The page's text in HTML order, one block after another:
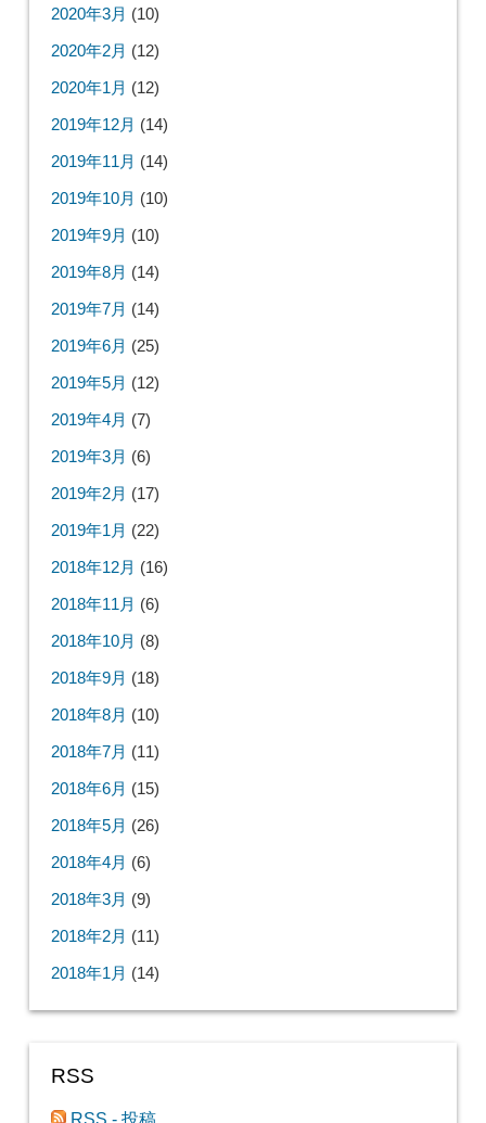
2020年3月 (10)
2020年2月 (12)
2020年1月 (12)
2019年12月 (14)
2019年11月 (14)
2019年10月 (10)
2019年9月 (10)
2019年8月 (14)
2019年7月 (14)
2019年6月 (25)
2019年5月 (12)
2019年4月 (7)
2019年3月 (6)
2019年2月 (17)
2019年1月 (22)
2018年12月 (16)
2018年11月 (6)
2018年10月 (8)
2018年9月 (18)
2018年8月 (10)
2018年7月 (11)
2018年6月 (15)
2018年5月 (26)
2018年4月 (6)
2018年3月 (9)
2018年2月 (11)
2018年1月 (14)
RSS
RSS - 投稿